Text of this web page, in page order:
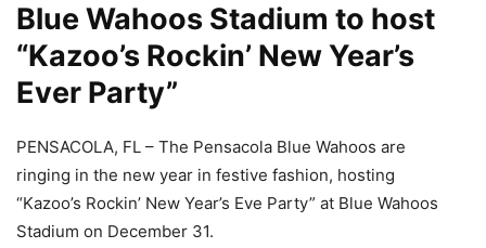
Blue Wahoos Stadium to host
“Kazoo’s Rockin’ New Year’s
Ever Party”
PENSACOLA, FL – The Pensacola Blue Wahoos are
ringing in the new year in festive fashion, hosting
“Kazoo’s Rockin’ New Year’s Eve Party” at Blue Wahoos
Stadium on December 31.